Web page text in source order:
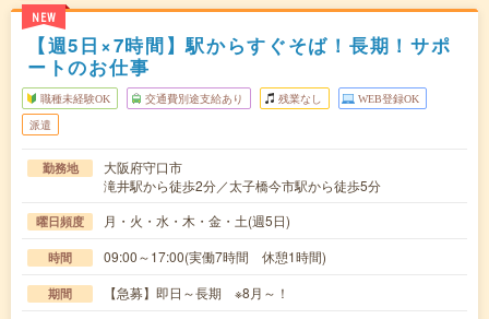
NEW
【週5日×7時間】駅からすぐそば！長期！サポ
ートのお仕事
職種未経験OK 交通費別途支給あり 残業なし WEB登録OK
派遣
勤務地
大阪府守口市
滝井駅から徒歩2分／太子橋今市駅から徒歩5分
曜日頻度 月・火・水・木・金・土(週5日)
時間 09:00～17:00(実働7時間 休憩1時間)
期間 【急募】即日～長期 ※8月～！